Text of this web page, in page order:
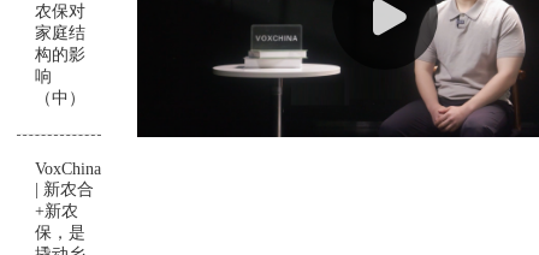
农保对
家庭结
构的影
响
（中）
VoxChina
| 新农合
+新农
保，是